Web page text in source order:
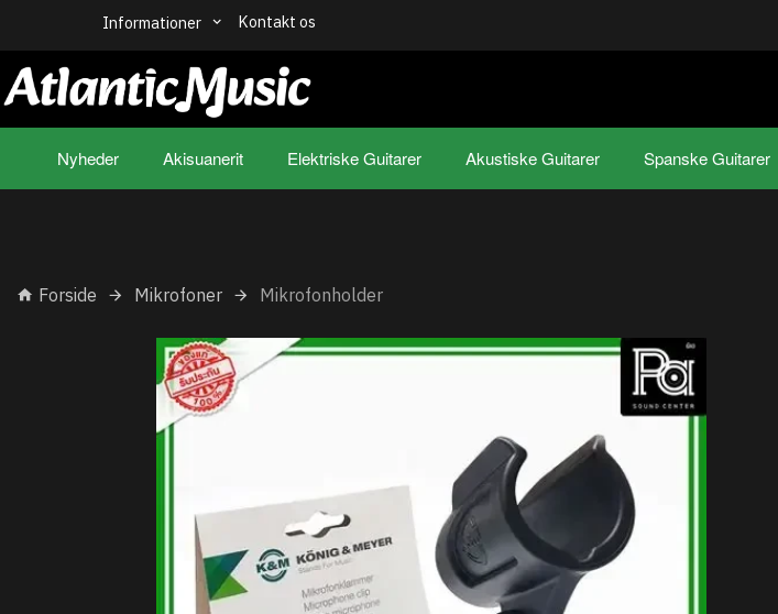
Informationer Kontakt os
Nyheder Akisuanerit Elektriske Guitarer Akustiske Guitarer Spanske Guitarer
Forside Mikrofoner Mikrofonholder